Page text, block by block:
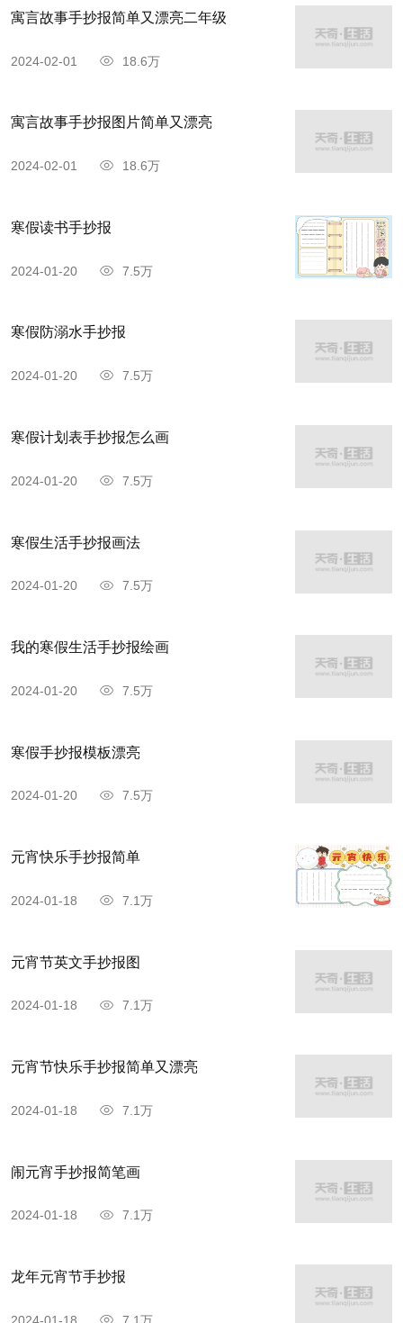
寓言故事手抄报简单又漂亮二年级
2024-02-01 18.6万
寓言故事手抄报图片简单又漂亮
2024-02-01 18.6万
寒假读书手抄报
2024-01-20 7.5万
寒假防溺水手抄报
2024-01-20 7.5万
寒假计划表手抄报怎么画
2024-01-20 7.5万
寒假生活手抄报画法
2024-01-20 7.5万
我的寒假生活手抄报绘画
2024-01-20 7.5万
寒假手抄报模板漂亮
2024-01-20 7.5万
元宵快乐手抄报简单
2024-01-18 7.1万
元宵节英文手抄报图
2024-01-18 7.1万
元宵节快乐手抄报简单又漂亮
2024-01-18 7.1万
闹元宵手抄报简笔画
2024-01-18 7.1万
龙年元宵节手抄报